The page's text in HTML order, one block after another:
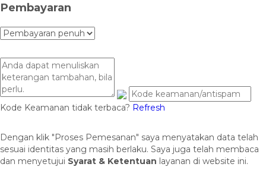
Pembayaran
Kode Keamanan tidak terbaca? Refresh
Dengan klik "Proses Pemesanan" saya menyatakan data telah
sesuai identitas yang masih berlaku. Saya juga telah membaca
dan menyetujui Syarat & Ketentuan layanan di website ini.